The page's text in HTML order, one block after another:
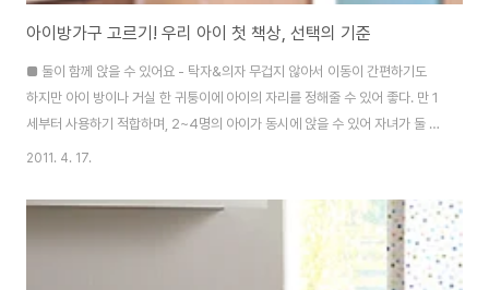
아이방가구 고르기! 우리 아이 첫 책상, 선택의 기준
■ 둘이 함께 앉을 수 있어요 - 탁자&의자 무겁지 않아서 이동이 간편하기도
하지만 아이 방이나 거실 한 귀퉁이에 아이의 자리를 정해줄 수 있어 좋다. 만 1
세부터 사용하기 적합하며, 2~4명의 아이가 동시에 앉을 수 있어 자녀가 둘 이
상인 가정에 더욱 유용하다. :::고르는 요령::: 1 심플한 디자인으로 고른다 내구
한지 꼭 확인한다. 2 의자는 2개 이상 포함된 것이 좋다 유아용 탁자 세트는 2
인 이상 앉을 수 있는 것이 가장 큰 장점. 의자가 4개로 구성된 제품도 있다. 단,
의자를 별도로 구매하는 제품은 가격이 더 비싸질 수 있으므로 가급적 의자와
세트인 것으로 고른다. 3 상판은 넓을수록 좋다 둘 이상 사용하려면 테..
2011. 4. 17.